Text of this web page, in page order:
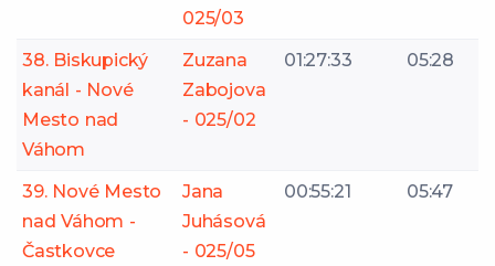
025/03
38. Biskupický
kanál - Nové
Mesto nad
Váhom
Zuzana
Zabojova
- 025/02
01:27:33 05:28
39. Nové Mesto
nad Váhom -
Častkovce
Jana
Juhásová
- 025/05
00:55:21 05:47